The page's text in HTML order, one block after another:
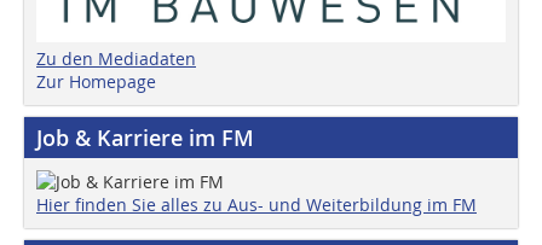
Zu den Mediadaten
Zur Homepage
Job & Karriere im FM
Hier finden Sie alles zu Aus- und Weiterbildung im FM